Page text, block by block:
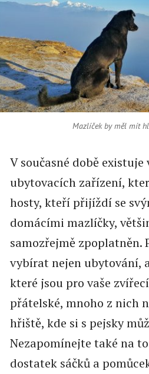
Mazlíček by měl mít
V současné době
ubytovacích zařízení,
hosty, kteří přijíždí se
domácími mazlíčky,
samozřejmě zpoplatněn.
vybírat nejen ubytování,
které jsou pro vaše
přátelské, mnoho z nich
hřiště, kde si s pejsky
Nezapomínejte také na
dostatek sáčků a